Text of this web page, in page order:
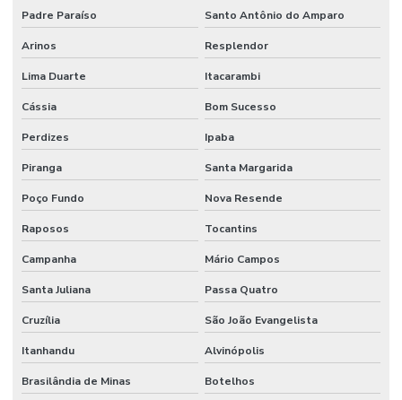
Padre Paraíso Santo Antônio do Amparo
Arinos Resplendor
Lima Duarte Itacarambi
Cássia Bom Sucesso
Perdizes Ipaba
Piranga Santa Margarida
Poço Fundo Nova Resende
Raposos Tocantins
Campanha Mário Campos
Santa Juliana Passa Quatro
Cruzília São João Evangelista
Itanhandu Alvinópolis
Brasilândia de Minas Botelhos